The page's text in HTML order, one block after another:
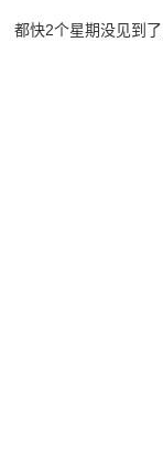
都快2个星期没见到